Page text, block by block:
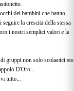
dei bambini che hanno
la crescita della stessa
i nostri semplici valori e la
gruppi non solo scolastici sto
D'Oro...
tutto...